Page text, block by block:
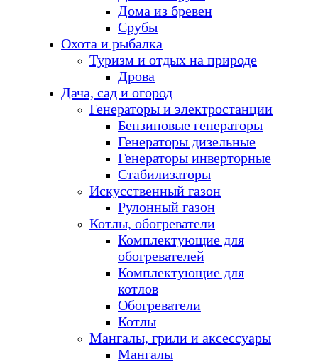
Дома из бревен
Срубы
Охота и рыбалка
Туризм и отдых на природе
Дрова
Дача, сад и огород
Генераторы и электростанции
Бензиновые генераторы
Генераторы дизельные
Генераторы инверторные
Стабилизаторы
Искусственный газон
Рулонный газон
Котлы, обогреватели
Комплектующие для
обогревателей
Комплектующие для
котлов
Обогреватели
Котлы
Мангалы, грили и аксессуары
Мангалы